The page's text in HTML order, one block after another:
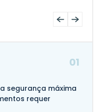
01
segurança máxima
requer